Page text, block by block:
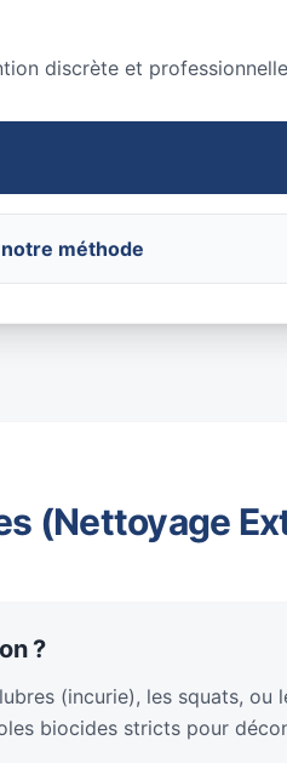
discrète et
méthode
(Nettoyage
?
(incurie), les squats, ou
biocides stricts pour